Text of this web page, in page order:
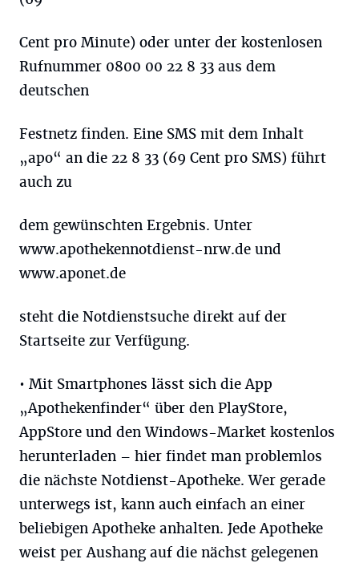
Cent pro Minute) oder unter der kostenlosen
Rufnummer 0800 00 22 8 33 aus dem
deutschen
Festnetz finden. Eine SMS mit dem Inhalt
„apo“ an die 22 8 33 (69 Cent pro SMS) führt
auch zu
dem gewünschten Ergebnis. Unter
www.apothekennotdienst-nrw.de und
www.aponet.de
steht die Notdienstsuche direkt auf der
Startseite zur Verfügung.
• Mit Smartphones lässt sich die App
„Apothekenfinder“ über den PlayStore,
AppStore und den Windows-Market kostenlos
herunterladen – hier findet man problemlos
die nächste Notdienst-Apotheke. Wer gerade
unterwegs ist, kann auch einfach an einer
beliebigen Apotheke anhalten. Jede Apotheke
weist per Aushang auf die nächst gelegenen